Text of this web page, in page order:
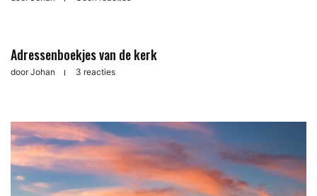
Adressenboekjes van de kerk
doorJohan 3 reacties